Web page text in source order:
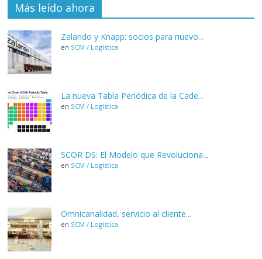
Más leído ahora
Zalando y Knapp: socios para nuevo...
en SCM / Logística
La nueva Tabla Periódica de la Cade...
en SCM / Logística
SCOR DS: El Modelo que Revoluciona...
en SCM / Logística
Omnicanalidad, servicio al cliente...
en SCM / Logística